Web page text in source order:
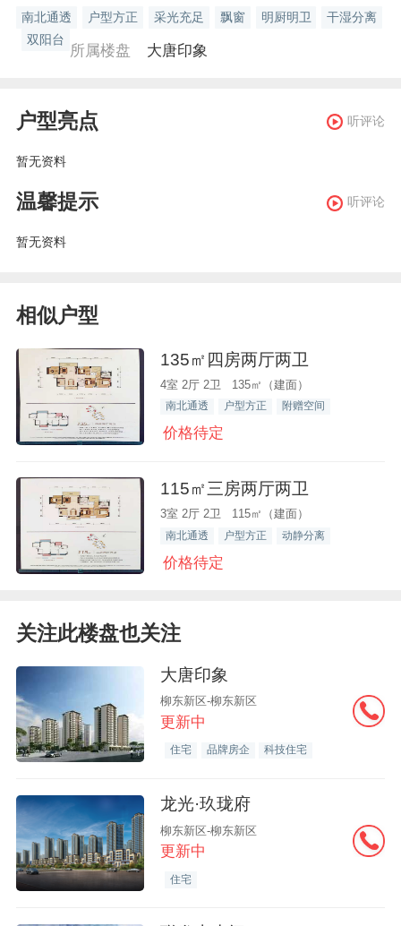
南北通透 户型方正 采光充足 飘窗 明厨明卫
干湿分离
双阳台
所属楼盘 大唐印象
户型亮点 听评论
暂无资料
温馨提示 听评论
暂无资料
相似户型
135㎡四房两厅两卫
4室 2厅 2卫 135㎡（建面）
南北通透 户型方正 附赠空间
价格待定
115㎡三房两厅两卫
3室 2厅 2卫 115㎡（建面）
南北通透 户型方正 动静分离
价格待定
关注此楼盘也关注
大唐印象
柳东新区-柳东新区
更新中
住宅 品牌房企 科技住宅
龙光·玖珑府
柳东新区-柳东新区
更新中
住宅